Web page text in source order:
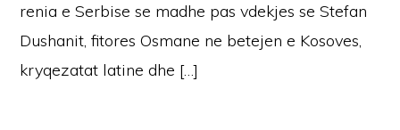
renia e Serbise se madhe pas vdekjes se Stefan
Dushanit, fitores Osmane ne betejen e Kosoves,
kryqezatat latine dhe […]